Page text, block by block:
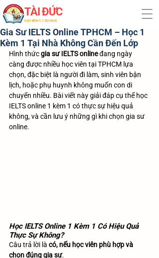
TÀI ĐỨC
​DẠY KÈM 1:1 TẠI NHÀ
Gia Sư IELTS Online TPHCM – Học 1
Kèm 1 Tại Nhà Không Cần Đến Lớp
Hình thức gia sư IELTS online đang ngày
càng được nhiều học viên tại TPHCM lựa
chọn, đặc biệt là người đi làm, sinh viên bận
lịch, hoặc phụ huynh không muốn con di
chuyển nhiều. Bài viết này giải đáp cụ thể học
IELTS online 1 kèm 1 có thực sự hiệu quả
không, và cần lưu ý những gì khi chọn gia sư
online.
Học IELTS Online 1 Kèm 1 Có Hiệu Quả
Thực Sự Không?
Câu trả lời là có, nếu học viên phù hợp và
chọn đúng gia sư.